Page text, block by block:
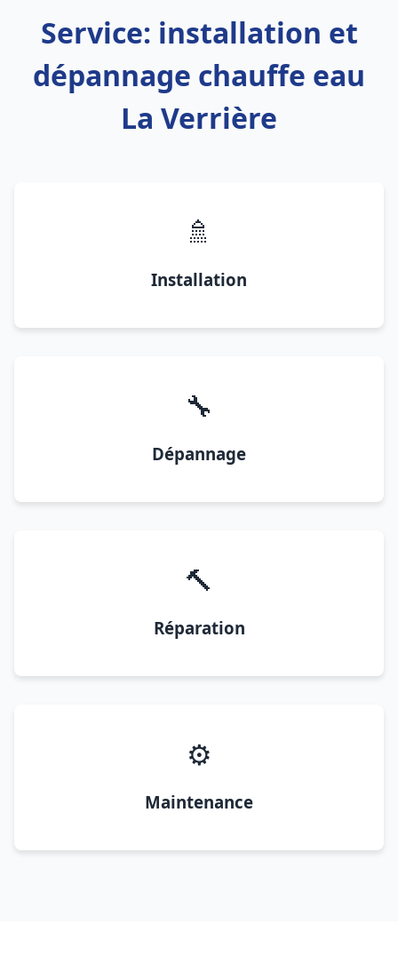
Service: installation et
dépannage chauffe eau
La Verrière
🚿
Installation
🔧
Dépannage
🔨
Réparation
⚙️
Maintenance